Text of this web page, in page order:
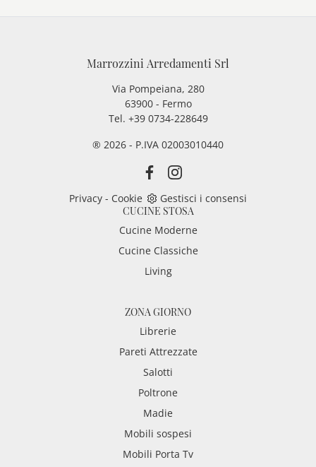
Marrozzini Arredamenti Srl
Via Pompeiana, 280
63900 - Fermo
Tel. +39 0734-228649
® 2026 - P.IVA 02003010440
Privacy - Cookie
Gestisci i consensi
CUCINE STOSA
Cucine Moderne
Cucine Classiche
Living
ZONA GIORNO
Librerie
Pareti Attrezzate
Salotti
Poltrone
Madie
Mobili sospesi
Mobili Porta Tv